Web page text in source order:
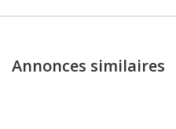
Annonces similaires